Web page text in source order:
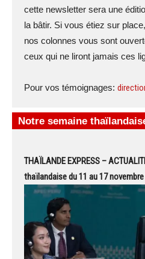
cette newsletter sera une
la bâtir. Si vous étiez sur
nos colonnes vous sont
ceux qui ne liront jamais ces
Pour vos témoignages:
Notre semaine
THAÏLANDE EXPRESS –
thaïlandaise du 11 au 17 novembre